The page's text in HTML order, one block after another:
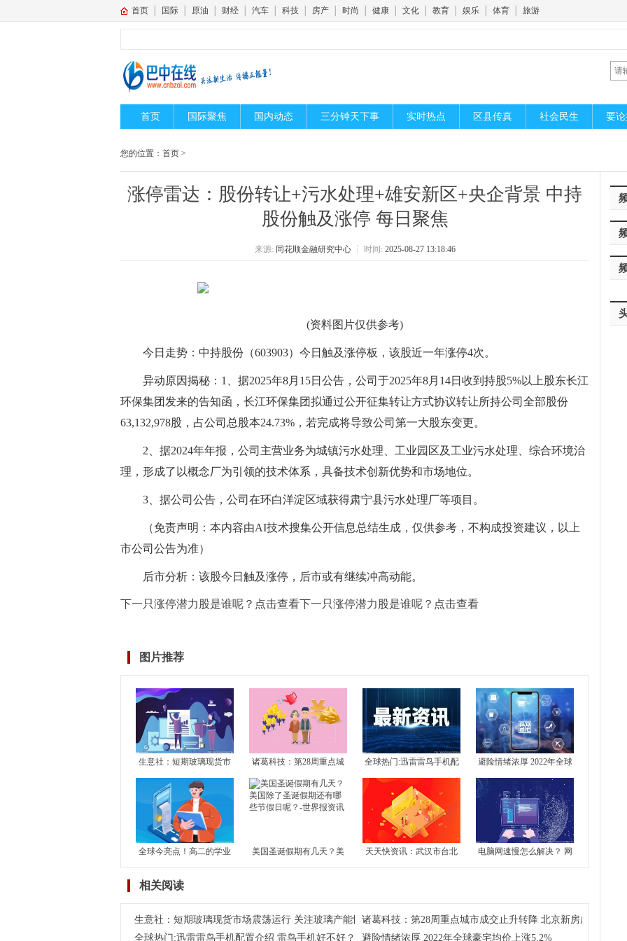
首页 国际 原油 财经 汽车 科技 房产 时尚 健康 文化 教育 娱乐 体育 旅游
首页 国际聚焦 国内动态 三分钟天下事 实时热点 区县传真 社会民生 要
您的位置： 首页 >
涨停雷达：股份转让+污水处理+雄安新区+央企背景 中持
股份触及涨停 每日聚焦
来源: 同花顺金融研究中心 ┆ 时间: 2025-08-27 13:18:46
(资料图片仅供参考)
今日走势：中持股份（603903）今日触及涨停板，该股近一年涨停4次。
异动原因揭秘：1、据2025年8月15日公告，公司于2025年8月14日收到持股5%以上股东长江
环保集团发来的告知函，长江环保集团拟通过公开征集转让方式协议转让所持公司全部股份
63,132,978股，占公司总股本24.73%，若完成将导致公司第一大股东变更。
2、据2024年年报，公司主营业务为城镇污水处理、工业园区及工业污水处理、综合环境治
理，形成了以概念厂为引领的技术体系，具备技术创新优势和市场地位。
3、据公司公告，公司在环白洋淀区域获得肃宁县污水处理厂等项目。
（免责声明：本内容由AI技术搜集公开信息总结生成，仅供参考，不构成投资建议，以上
市公司公告为准）
后市分析：该股今日触及涨停，后市或有继续冲高动能。
下一只涨停潜力股是谁呢？点击查看下一只涨停潜力股是谁呢？点击查看
图片推荐
生意社：短期玻璃现货市
场震荡运行 关注玻璃产能
恢复及房地产竣工情况
诸葛科技：第28周重点城
市成交止升转降 北京新房
成交独升 其余14城全部下
全球热门:迅雷雷鸟手机配
置介绍 雷鸟手机好不好？
避险情绪浓厚 2022年全球
豪宅均价上涨5.2%
全球今亮点！高二的学业
响？学考对高考到底有没
美国圣诞假期有几天？美
天天快资讯：武汉市台北
电脑网速慢怎么解决？ 网
相关阅读
生意社：短期玻璃现货市场震荡运行 关注玻璃产能恢复及房地产竣工情况诸葛科技：第28周重点城市成交止升转降 北京新房成交独升
全球热门:迅雷雷鸟手机配置介绍 雷鸟手机好不好？
避险情绪浓厚 2022年全球豪宅均价上涨5.2%